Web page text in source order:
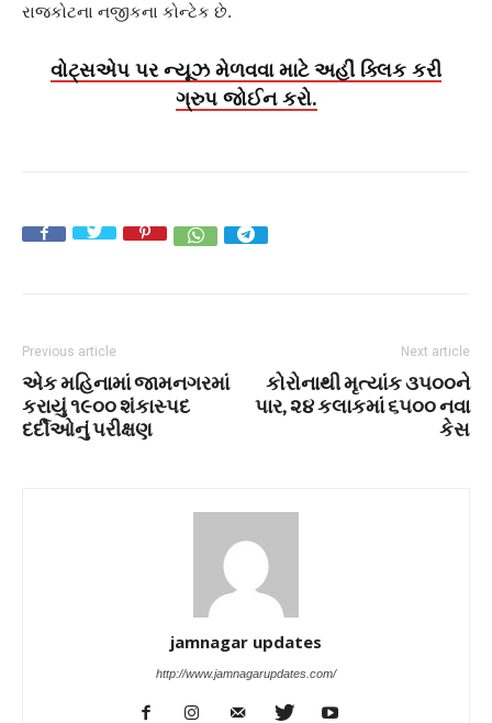
રાજકોટના નજીકના કોન્ટેક છે.
વોટ્સએપ પર ન્યૂઝ મેળવવા માટે અહીં ક્લિક કરી
ગ્રુપ જોઈન કરો.
Previous article
એક મહિનામાં જામનગરમાં
કરાયું ૧૯૦૦ શંકાસ્પદ
દર્દીઓનું પરીક્ષણ
Next article
કોરોનાથી મૃત્યાંક ૩૫૦૦ને
પાર, ૨૪ કલાકમાં ૬૫૦૦ નવા
કેસ
jamnagar updates
http://www.jamnagarupdates.com/